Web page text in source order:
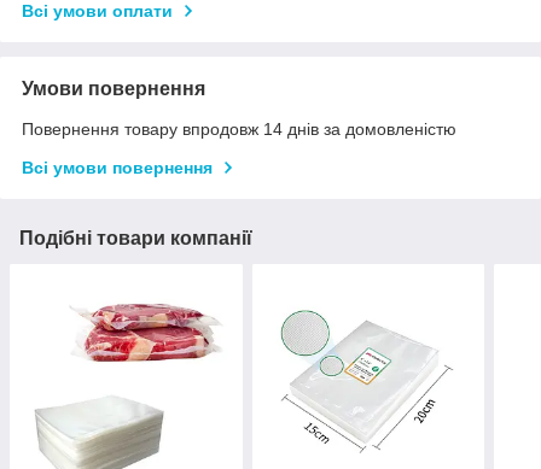
Всі умови оплати
Умови повернення
Повернення товару впродовж 14 днів за домовленістю
Всі умови повернення
Подібні товари компанії